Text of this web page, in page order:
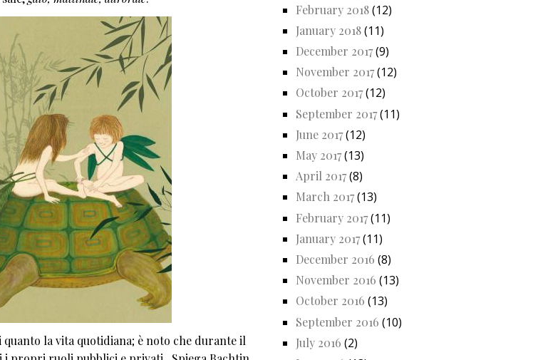
la vita quotidiana; è noto che durante il
February 2018(12)
January 2018(11)
December 2017(9)
November 2017(12)
October 2017(12)
September 2017(11)
June 2017(12)
May 2017(13)
April 2017(8)
March 2017(13)
February 2017(11)
January 2017(11)
December 2016 (8)
November 2016 (13)
October 2016 (13)
September 2016 (10)
July 2016 (2)